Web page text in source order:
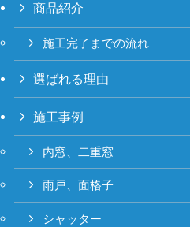
商品紹介
施工完了までの流れ
選ばれる理由
施工事例
内窓、二重窓
雨戸、面格子
シャッター